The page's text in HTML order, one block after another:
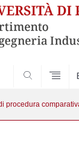
procedura